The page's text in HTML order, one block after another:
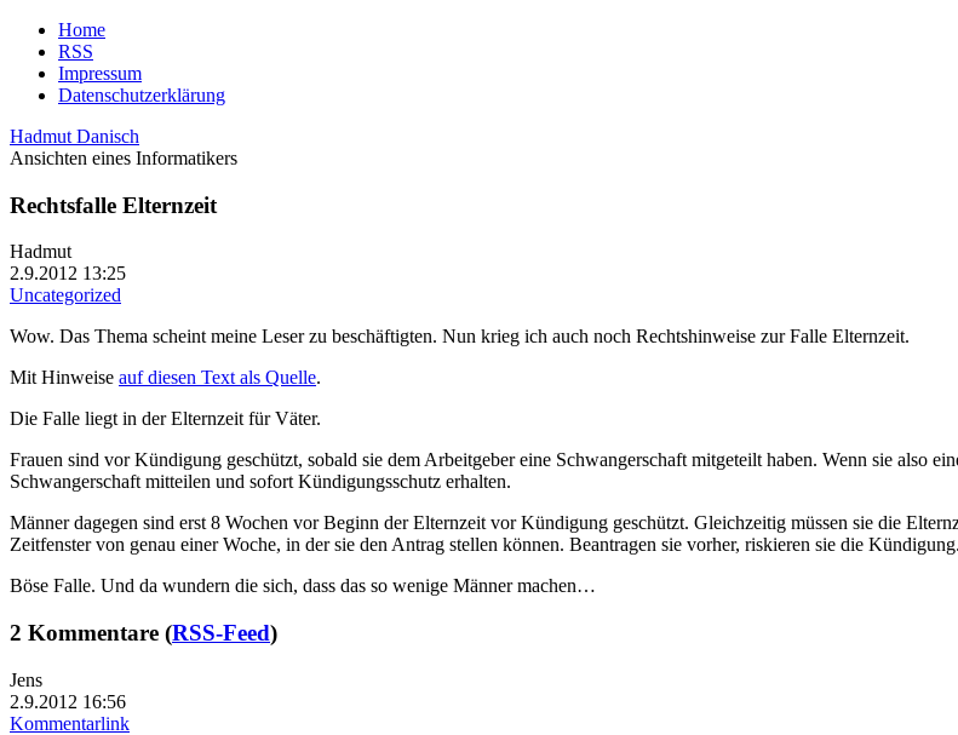
Home
RSS
Impressum
Datenschutzerklärung
Hadmut Danisch
Ansichten eines Informatikers
Rechtsfalle Elternzeit
Hadmut
2.9.2012 13:25
Uncategorized
Wow. Das Thema scheint meine Leser zu beschäftigten. Nun krieg ich auch noch Rechtshinweise zur Falle Elternzeit.
Mit Hinweise auf diesen Text als Quelle.
Die Falle liegt in der Elternzeit für Väter.
Frauen sind vor Kündigung geschützt, sobald sie dem Arbeitgeber eine Schwangerschaft mitgeteilt haben. Wenn sie also
Schwangerschaft mitteilen und sofort Kündigungsschutz erhalten.
Männer dagegen sind erst 8 Wochen vor Beginn der Elternzeit vor Kündigung geschützt. Gleichzeitig müssen sie die
Zeitfenster von genau einer Woche, in der sie den Antrag stellen können. Beantragen sie vorher, riskieren sie die
Böse Falle. Und da wundern die sich, dass das so wenige Männer machen…
2 Kommentare (RSS-Feed)
Jens
2.9.2012 16:56
Kommentarlink